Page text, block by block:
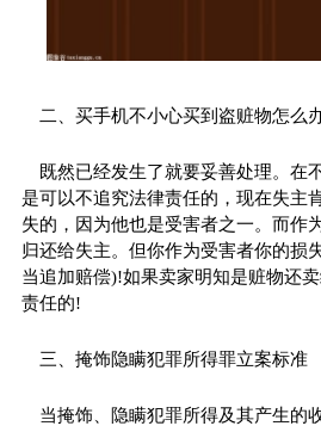
二、买手机不小心买到盗赃物怎么
既然已经发生了就要妥善处理。在
是可以不追究法律责任的，现在失主
失的，因为他也是受害者之一。而作
归还给失主。但你作为受害者你的损
当追加赔偿)!如果卖家明知是赃物还
责任的!
三、掩饰隐瞒犯罪所得罪立案标准
当掩饰、隐瞒犯罪所得及其产生的